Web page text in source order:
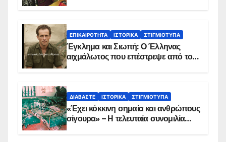
ΕΠΙΚΑΙΡΌΤΗΤΑ ΙΣΤΟΡΙΚΆ ΣΤΙΓΜΙΌΤΥΠΑ
Έγκλημα και Σιωπή: Ο Έλληνας
αιχμάλωτος που επέστρεψε από το
ΔΙΑΒΆΣΤΕ ΙΣΤΟΡΙΚΆ ΣΤΙΓΜΙΌΤΥΠΑ
«Έχει κόκκινη σημαία και ανθρώπους
σίγουρα» – Η τελευταία συνομιλία